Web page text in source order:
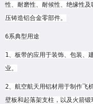
性、耐磨性、耐候性、绝缘性
压铸造铝合金零部件。
6系典型用途
1、板带的应用于装饰、包装、
业。
2、航空航天用铝材用于制作飞
壁板和起落架支柱，以及火箭锻